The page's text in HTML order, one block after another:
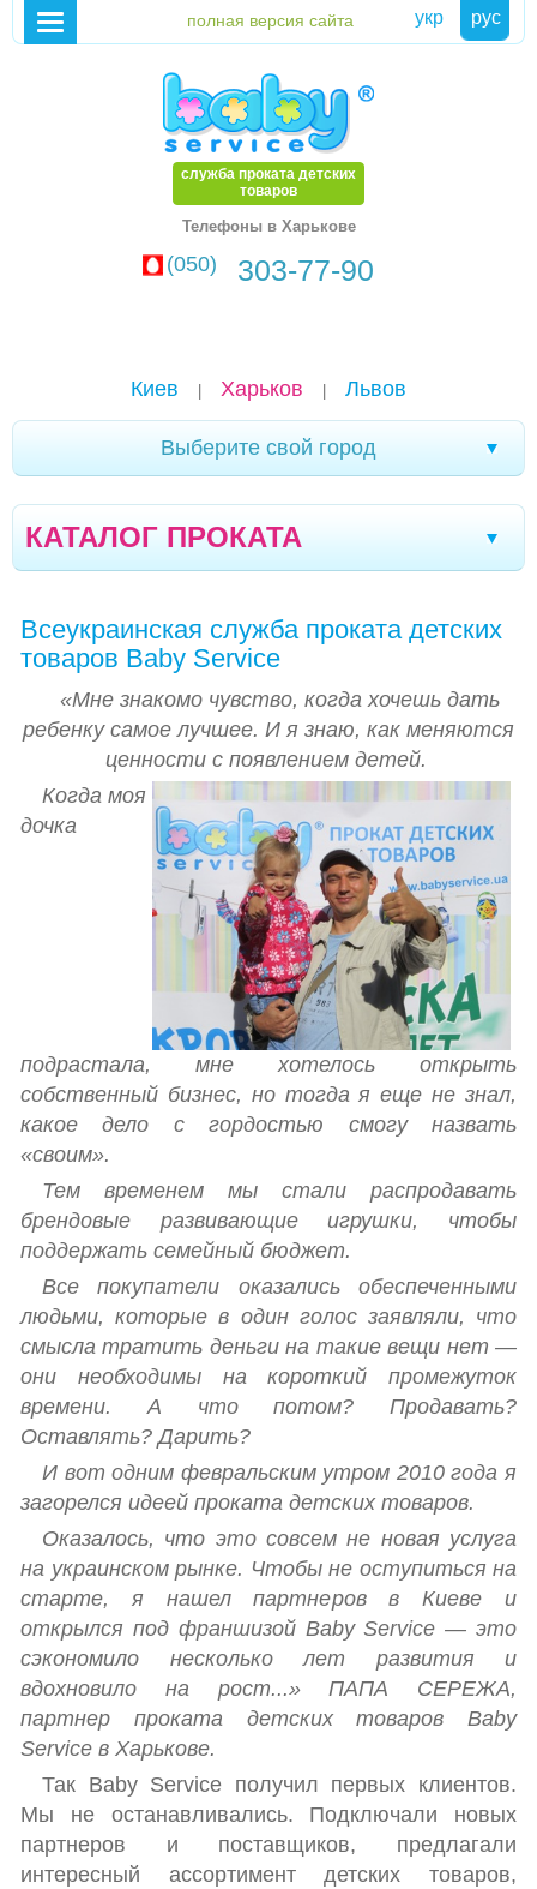
укр рус
служба проката детских
товаров
Телефоны в Харькове
(050) 303-77-90
Киев Харьков Львов
Выберите свой город
Белая Церковь | Александрия |
Ивано-Франковск | Моршин | Трускавец |
Севастополь
Ялта | Мелитополь | Кременчуг |
Новомоcковск | Кишинев | Северодонецк |
Полтава | Кропивницкий | Луганск |
| Борисполь | Винница Сумы |
Одесса | Николаев | Запорожье |
Луцк | Вараш | Бровары |
Ровно
КАТАЛОГ ПРОКАТА
АВТОКРЕСЛА
КОЛЯСКИ
ВЕСЫ ДЕТСКИЕ
КАЧЕЛИ, УКАЧИВАЮЩИЕ ЦЕНТРЫ
КРЕСЛА-КАЧАЛКИ (ШЕЗЛОНГИ)
КРОВАТКИ, КОКОНЫ
КРОВАТЬ-МАНЕЖИ
МАНЕЖИ, ОГРАЖДЕНИЯ
МОЛОКООТСОСЫ
НЕБУЛАЙЗЕРЫ, ФОТОЛАМПЫ, БИЛИТЕСТ,
ОЗОНАТОР
ПРЫГУНКИ
РАДИОНЯНИ, ВИДЕОНЯНИ
РАЗВИВАЮЩИЕ ИГРУШКИ
МУЗЫКАЛЬНЫЕ ИГРОВЫЕ СТОЛИКИ
РЮКЗАКИ, ПЕРЕНОСКИ, СЛИНГИ
СТЕРИЛИЗАТОРЫ
СТУЛЬЧИКИ ДЛЯ КОРМЛЕНИЯ
ТРЕНАЖЕРЫ
ХОДУНКИ, БЕГУНКИ, ТОЛКАТЕЛИ
ДЕТСКИЕ ПРАЗДНИКИ
Всеукраинская служба проката детских
товаров Baby Service
«Мне знакомо чувство, когда хочешь дать
ребенку самое лучшее. И я знаю, как меняются
ценности с появлением детей.
Когда моя
дочка
подрастала, мне хотелось открыть
собственный бизнес, но тогда я еще не знал,
какое дело с гордостью смогу назвать
«‎своим».
Тем временем мы стали распродавать
брендовые развивающие игрушки, чтобы
поддержать семейный бюджет.
Все покупатели оказались обеспеченными
людьми, которые в один голос заявляли, что
смысла тратить деньги на такие вещи нет —
они необходимы на короткий промежуток
времени. А что потом? Продавать?
Оставлять? Дарить?
И вот одним февральским утром 2010 года я
загорелся идеей проката детских товаров.
Оказалось, что это совсем не новая услуга
на украинском рынке. Чтобы не оступиться на
старте, я нашел партнеров в Киеве и
открылся под франшизой Baby Service — это
сэкономило несколько лет развития и
вдохновило на рост...» ПАПА СЕРЕЖА,
партнер проката детских товаров Baby
Service в Харькове.
Так Baby Service получил первых клиентов.
Мы не останавливались. Подключали новых
партнеров и поставщиков, предлагали
интересный ассортимент детских товаров,